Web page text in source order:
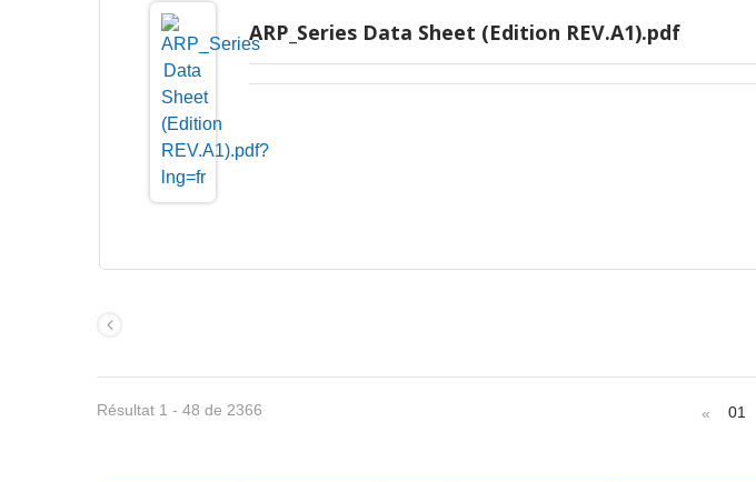
ARP_Series Data Sheet (Edition REV.A1).pdf
Résultat 1 - 48 de 2366 « 01